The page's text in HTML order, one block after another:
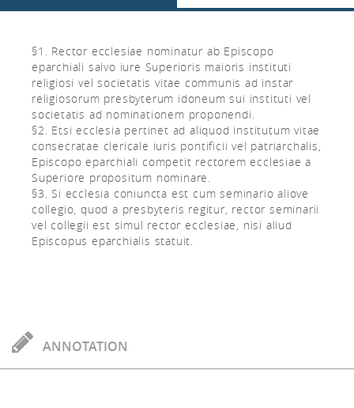
§1. Rector ecclesiae nominatur ab Episcopo
eparchiali salvo iure Superioris maioris instituti
religiosi vel societatis vitae communis ad instar
religiosorum presbyterum idoneum sui instituti vel
societatis ad nominationem proponendi.
§2. Etsi ecclesia pertinet ad aliquod institutum vitae
consecratae clericale iuris pontificii vel patriarchalis,
Episcopo eparchiali competit rectorem ecclesiae a
Superiore propositum nominare.
§3. Si ecclesia coniuncta est cum seminario aliove
collegio, quod a presbyteris regitur, rector seminarii
vel collegii est simul rector ecclesiae, nisi aliud
Episcopus eparchialis statuit.
ANNOTATION